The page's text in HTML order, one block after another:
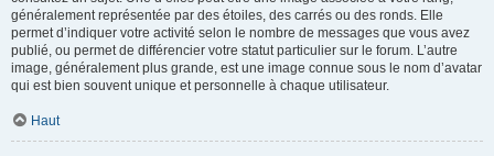
généralement représentée par des étoiles, des carrés ou des ronds. Elle
permet d’indiquer votre activité selon le nombre de messages que vous avez
publié, ou permet de différencier votre statut particulier sur le forum. L’autre
image, généralement plus grande, est une image connue sous le nom d’avatar
qui est bien souvent unique et personnelle à chaque utilisateur.
Haut